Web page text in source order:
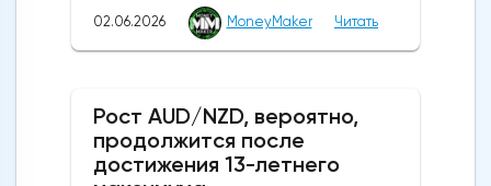
Широкое продвижение вперед
последовало за заявлениями президента
то, что, несмотря на новые военные
обмены в выходные, Вашингтон и Тегеран
по-прежнему ведут активные
02.06.2026 MoneyMaker Читать
Рост AUD/NZD, вероятно,
продолжится после
достижения 13-летнего